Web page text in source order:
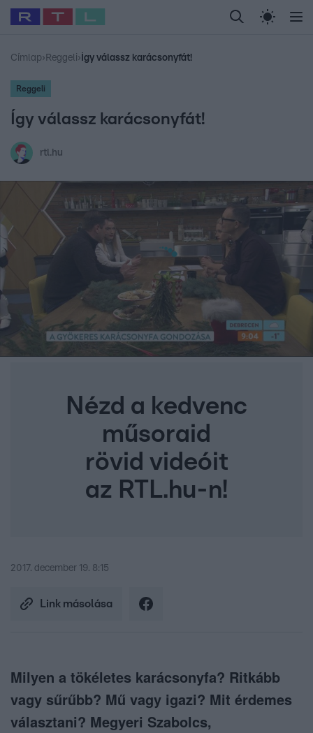
Legfrissebb RTL Híradó Randi Celeb vagyok,
Babits Marcella Most Wanted Gallusz
Címlap› Reggeli› Így válassz karácsonyfát!
Reggeli
Így válassz karácsonyfát!
rtl.hu
Nézd a kedvenc
műsoraid
rövid videóit
az RTL.hu-n!
2017. december 19. 8:15
Link másolása
Milyen a tökéletes karácsonyfa? Ritkább
vagy sűrűbb? Mű vagy igazi? Mit érdemes
választani? Megyeri Szabolcs,